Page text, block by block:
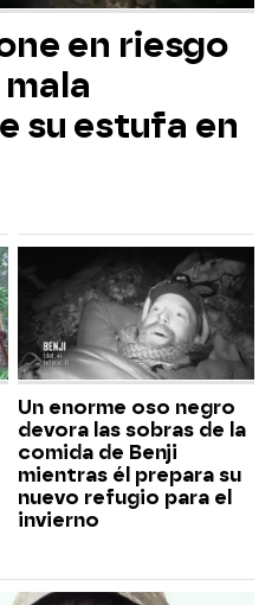
en riesgo
su estufa en
Un enorme oso negro
devora las sobras de la
comida de Benji
mientras él prepara su
nuevo refugio para el
invierno